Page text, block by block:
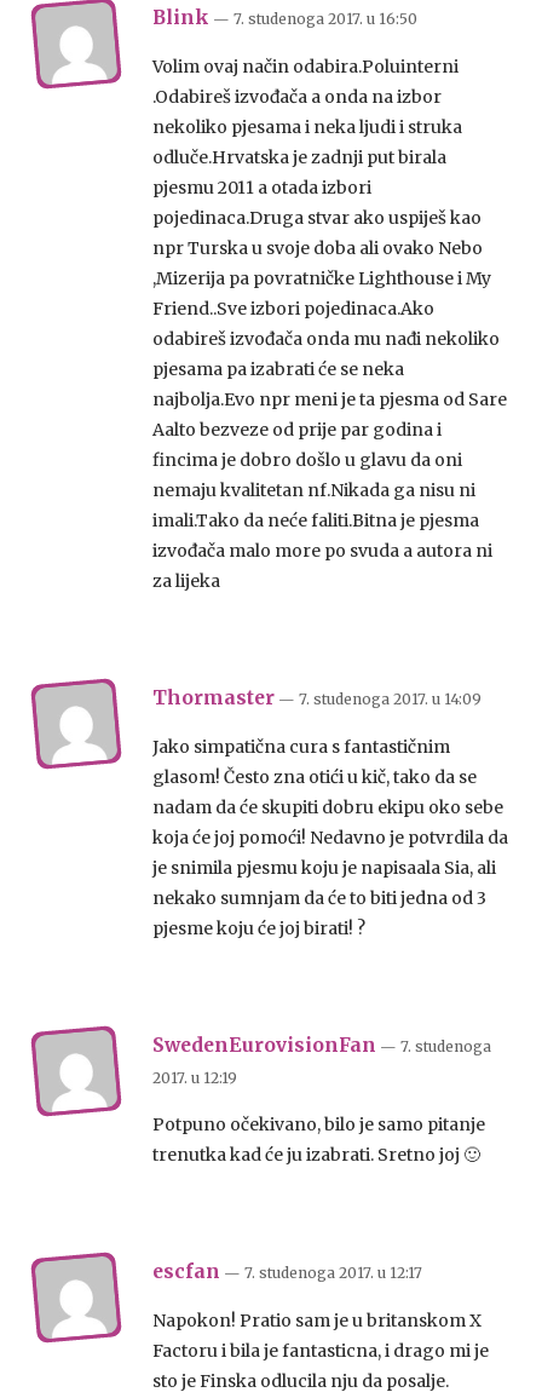
Blink — 7. studenoga 2017. u 16:50
Volim ovaj način odabira.Poluinterni
.Odabireš izvođača a onda na izbor
nekoliko pjesama i neka ljudi i struka
odluče.Hrvatska je zadnji put birala
pjesmu 2011 a otada izbori
pojedinaca.Druga stvar ako uspiješ kao
npr Turska u svoje doba ali ovako Nebo
,Mizerija pa povratničke Lighthouse i My
Friend..Sve izbori pojedinaca.Ako
odabireš izvođača onda mu nađi nekoliko
pjesama pa izabrati će se neka
najbolja.Evo npr meni je ta pjesma od Sare
Aalto bezveze od prije par godina i
fincima je dobro došlo u glavu da oni
nemaju kvalitetan nf.Nikada ga nisu ni
imali.Tako da neće faliti.Bitna je pjesma
izvođača malo more po svuda a autora ni
za lijeka
Thormaster — 7. studenoga 2017. u 14:09
Jako simpatična cura s fantastičnim
glasom! Često zna otići u kič, tako da se
nadam da će skupiti dobru ekipu oko sebe
koja će joj pomoći! Nedavno je potvrdila da
je snimila pjesmu koju je napisaala Sia, ali
nekako sumnjam da će to biti jedna od 3
pjesme koju će joj birati! ?
SwedenEurovisionFan — 7. studenoga
2017. u 12:19
Potpuno očekivano, bilo je samo pitanje
trenutka kad će ju izabrati. Sretno joj 🙂
escfan — 7. studenoga 2017. u 12:17
Napokon! Pratio sam je u britanskom X
Factoru i bila je fantasticna, i drago mi je
sto je Finska odlucila nju da posalje.